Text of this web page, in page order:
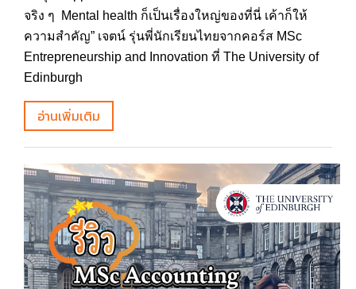
จริง ๆ Mental health ก็เป็นเรื่องใหญ่ของที่นี่ เค้าก็ให้
ความสำคัญ” เจตน์ รุ่นพี่นักเรียนไทยจากคอร์ส MSc
Entrepreneurship and Innovation ที่ The University of
Edinburgh
อ่านเพิ่มเติม